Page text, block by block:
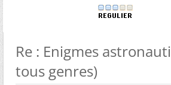
Re : Enigmes
tous genres)